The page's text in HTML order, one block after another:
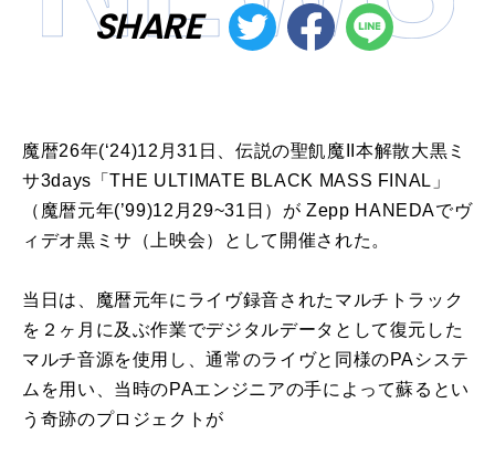
SHARE
魔暦26年(‘24)12月31日、伝説の聖飢魔II本解散大黒ミ
サ3days「THE ULTIMATE BLACK MASS FINAL」
（魔暦元年(’99)12月29~31日）が Zepp HANEDAでヴ
ィデオ黒ミサ（上映会）として開催された。
当日は、魔暦元年にライヴ録音されたマルチトラック
を２ヶ月に及ぶ作業でデジタルデータとして復元した
マルチ音源を使用し、通常のライヴと同様のPAシステ
ムを用い、当時のPAエンジニアの手によって蘇るとい
う奇跡のプロジェクトが